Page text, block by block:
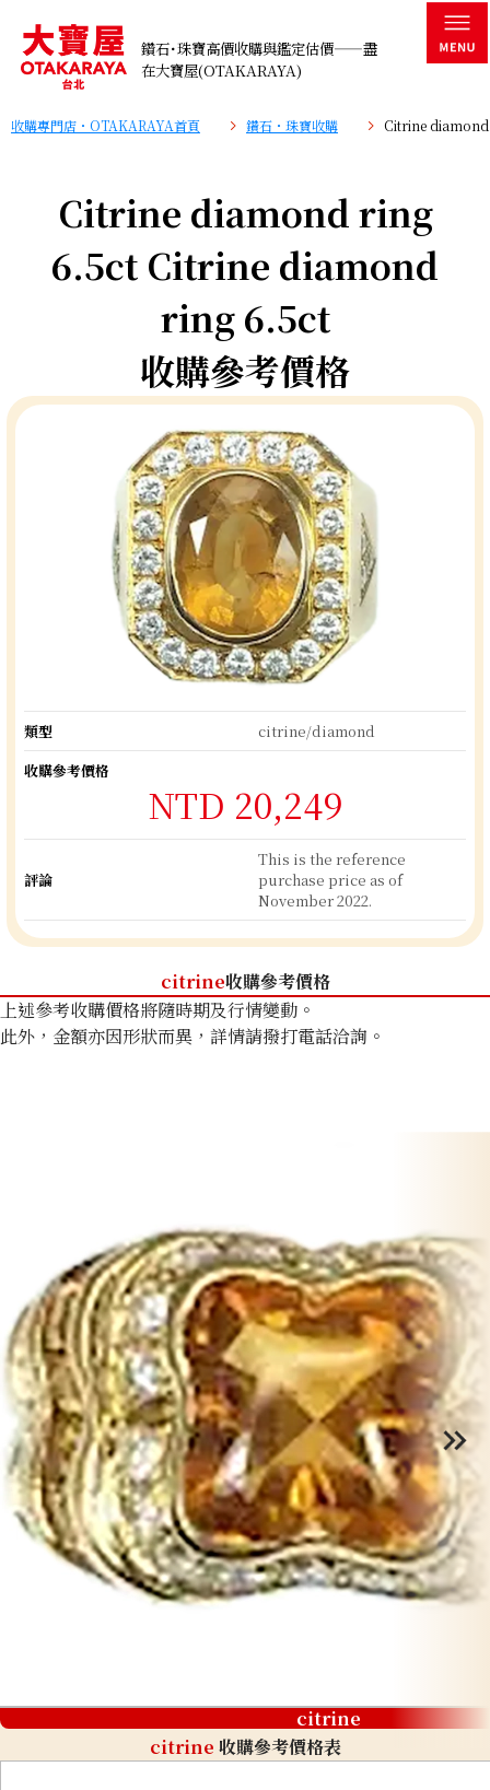
鑽石･珠寶高價收購與鑑定估價——盡
在大寶屋(OTAKARAYA)
收購專門店・OTAKARAYA首頁 鑽石・珠寶收購 Citrine diamond
Citrine diamond ring
6.5ct Citrine diamond
ring 6.5ct
收購參考價格
類型
citrine/diamond
收購參考價格
NTD 20,249
評論
This is the reference
purchase price as of
November 2022.
citrine收購參考價格
上述參考收購價格將隨時期及行情變動。
此外，金額亦因形狀而異，詳情請撥打電話洽詢。
citrine
citrine 收購參考價格表